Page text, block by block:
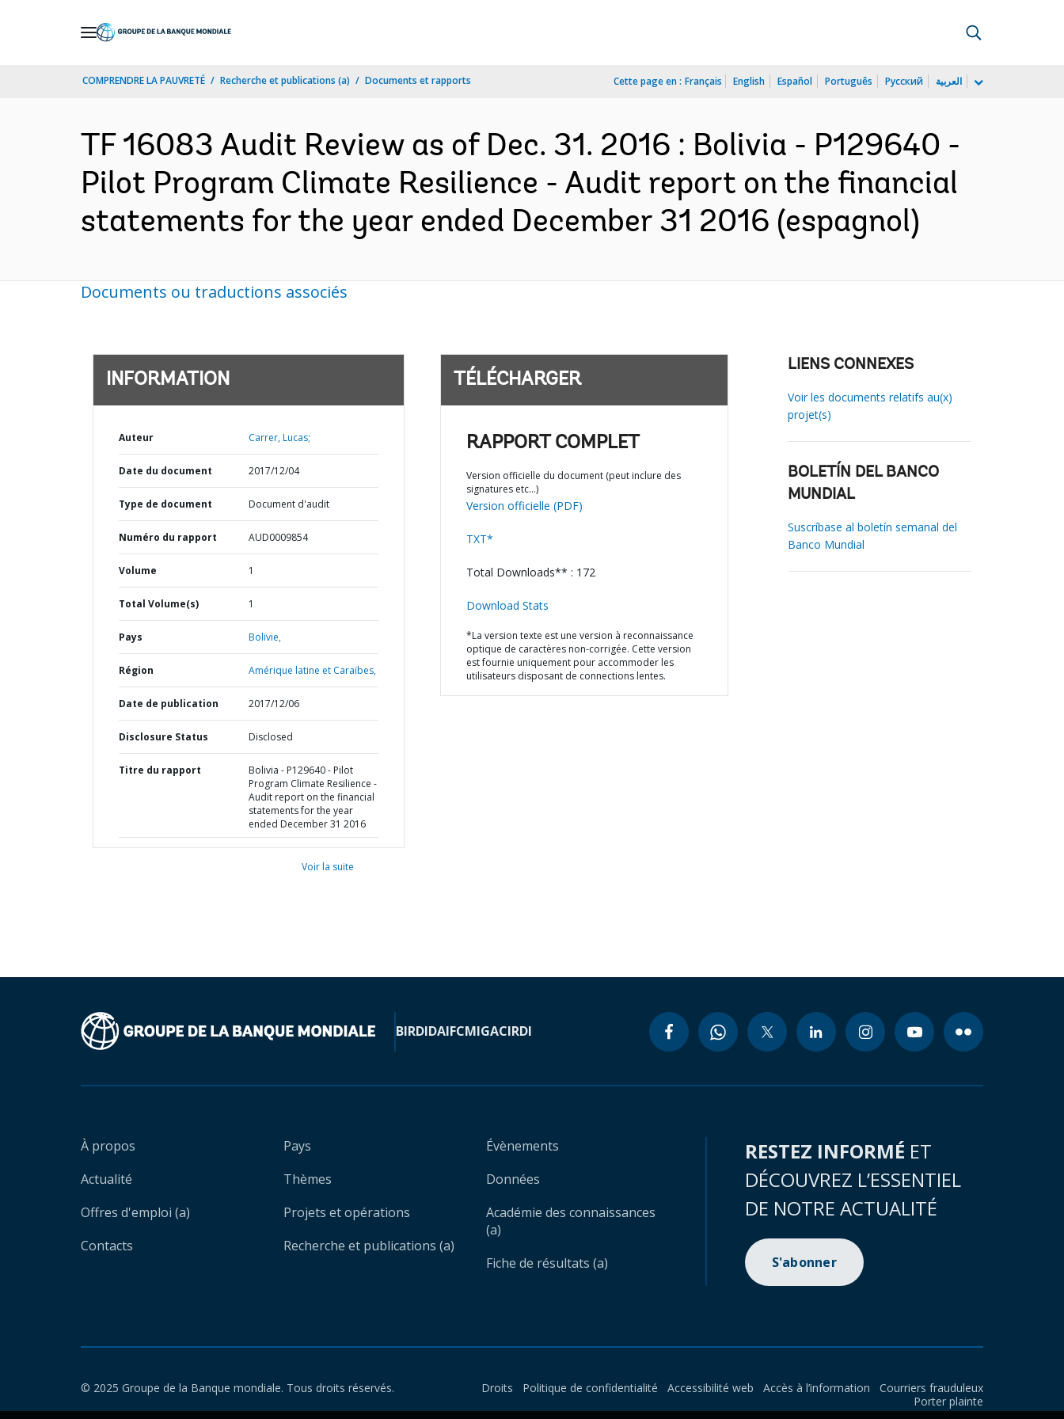
COMPRENDRE LA PAUVRETÉ Recherche et publications (a) Documents et rapports Cette page en : Français English Español Português Русский العربية
TF 16083 Audit Review as of Dec. 31. 2016 : Bolivia - P129640 -
Pilot Program Climate Resilience - Audit report on the financial
statements for the year ended December 31 2016 (espagnol)
Documents ou traductions associés
INFORMATION
Auteur Carrer, Lucas;
Date du document 2017/12/04
Type de document Document d'audit
Numéro du rapport AUD0009854
Volume 1
Total Volume(s) 1
Pays Bolivie,
Région Amérique latine et Caraïbes,
Date de publication 2017/12/06
Disclosure Status Disclosed
Titre du rapport
Bolivia - P129640 - Pilot
Program Climate Resilience -
Audit report on the financial
statements for the year
ended December 31 2016
Voir la suite
TÉLÉCHARGER
RAPPORT COMPLET
Version officielle du document (peut inclure des
signatures etc…)
Version officielle (PDF)
TXT*
Total Downloads** : 172
Download Stats
*La version texte est une version à reconnaissance
optique de caractères non-corrigée. Cette version
est fournie uniquement pour accommoder les
utilisateurs disposant de connections lentes.
LIENS CONNEXES
Voir les documents relatifs au(x)
projet(s)
BOLETÍN DEL BANCO
MUNDIAL
Suscríbase al boletín semanal del
Banco Mundial
BIRDIDAIFCMIGACIRDI
À propos
Actualité
Offres d'emploi (a)
Contacts
Pays
Thèmes
Projets et opérations
Recherche et publications (a)
Évènements
Données
Académie des connaissances
(a)
Fiche de résultats (a)
RESTEZ INFORMÉ ET
DÉCOUVREZ L’ESSENTIEL
DE NOTRE ACTUALITÉ
S'abonner
© 2025 Groupe de la Banque mondiale. Tous droits réservés. Droits Politique de confidentialité Accessibilité web Accès à l’information
Courriers frauduleux
Porter plainte